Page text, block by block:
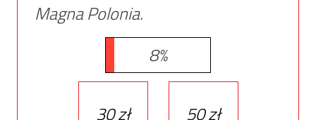
Magna Polonia.
8%
30 zł 50 zł